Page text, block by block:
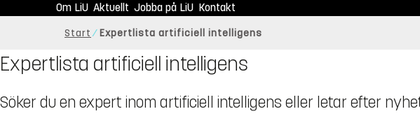
Om LiU Aktuellt Jobba på LiU Kontakt
Start Expertlista artificiell intelligens
Expertlista artificiell intelligens
Söker du en expert inom artificiell intelligens eller letar efter